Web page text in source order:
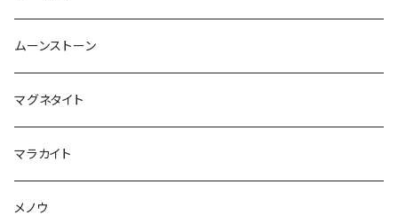
ムーンストーン
マグネタイト
マラカイト
メノウ